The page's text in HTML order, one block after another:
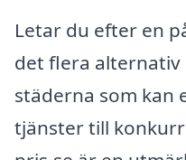
Letar du efter en
det flera alternativ
städerna som kan
tjänster till